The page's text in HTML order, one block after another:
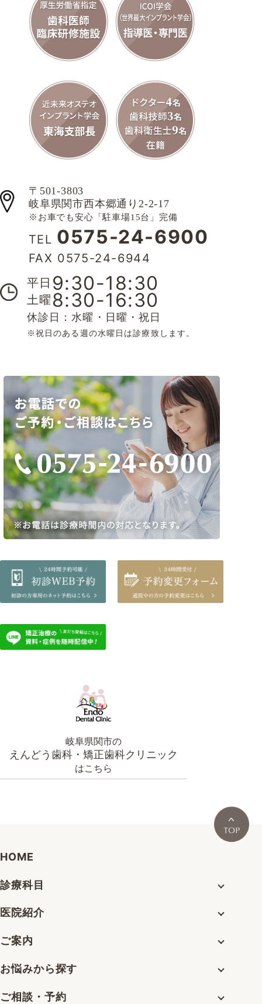
〒501-3803
岐阜県関市西本郷通り2-2-17
※お車でも安心「駐車場15台」完備
TEL 0575-24-6900
FAX 0575-24-6944
平日 9:30-18:30
土曜 8:30-16:30
休診日：水曜・日曜・祝日
※祝日のある週の水曜日は診療致します。
岐阜県関市の
えんどう歯科・矯正歯科クリニック
はこちら
HOME
診療科目
医院紹介
ご案内
お悩みから探す
ご相談・予約